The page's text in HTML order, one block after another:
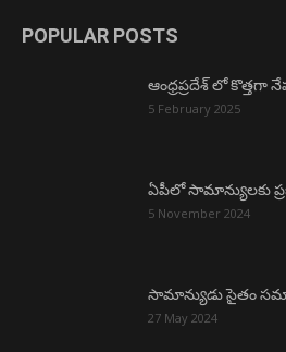
POPULAR POSTS
ఆంధ్రప్రదేశ్ లో కొత్తగా
5 February 2025
ఏపీలో సామాన్యులకు
5 November 2024
సామాన్యుడు సైతం
27 May 2024